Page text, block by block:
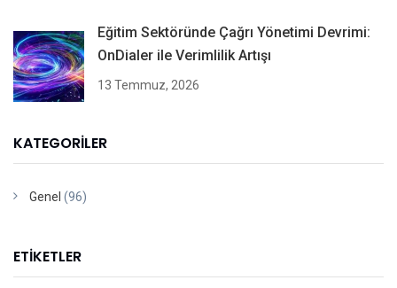
Eğitim Sektöründe Çağrı Yönetimi Devrimi:
OnDialer ile Verimlilik Artışı
13 Temmuz, 2026
KATEGORILER
Genel (96)
ETIKETLER